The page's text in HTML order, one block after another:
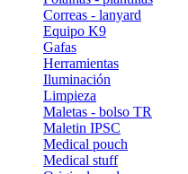
Correas - lanyard
Equipo K9
Gafas
Herramientas
Iluminación
Limpieza
Maletas - bolso TR
Maletin IPSC
Medical pouch
Medical stuff